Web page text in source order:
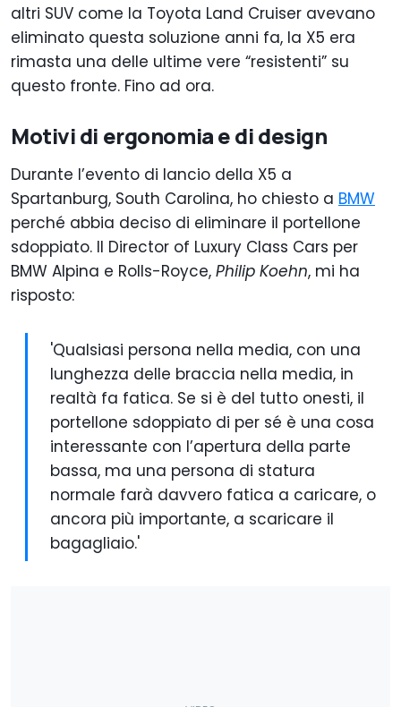
altri SUV come la Toyota Land Cruiser avevano
eliminato questa soluzione anni fa, la X5 era
rimasta una delle ultime vere “resistenti” su
questo fronte. Fino ad ora.
Motivi di ergonomia e di design
Durante l’evento di lancio della X5 a
Spartanburg, South Carolina, ho chiesto a BMW
perché abbia deciso di eliminare il portellone
sdoppiato. Il Director of Luxury Class Cars per
BMW Alpina e Rolls-Royce, Philip Koehn, mi ha
risposto:
'Qualsiasi persona nella media, con una
lunghezza delle braccia nella media, in
realtà fa fatica. Se si è del tutto onesti, il
portellone sdoppiato di per sé è una cosa
interessante con l’apertura della parte
bassa, ma una persona di statura
normale farà davvero fatica a caricare, o
ancora più importante, a scaricare il
bagagliaio.'